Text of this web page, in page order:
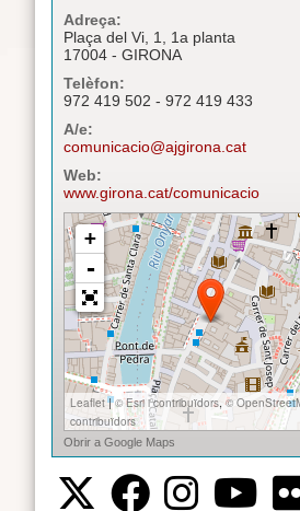
Adreça:
Plaça del Vi, 1, 1a planta
17004 - GIRONA
Telèfon:
972 419 502 - 972 419 433
A/e:
comunicacio@ajgirona.cat
Web:
www.girona.cat/comunicacio